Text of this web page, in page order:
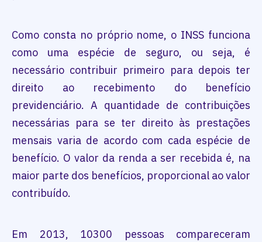
Como consta no próprio nome, o INSS funciona
como uma espécie de seguro, ou seja, é
necessário contribuir primeiro para depois ter
direito ao recebimento do benefício
previdenciário. A quantidade de contribuições
necessárias para se ter direito às prestações
mensais varia de acordo com cada espécie de
benefício. O valor da renda a ser recebida é, na
maior parte dos benefícios, proporcional ao valor
contribuído.
Em 2013, 10300 pessoas compareceram